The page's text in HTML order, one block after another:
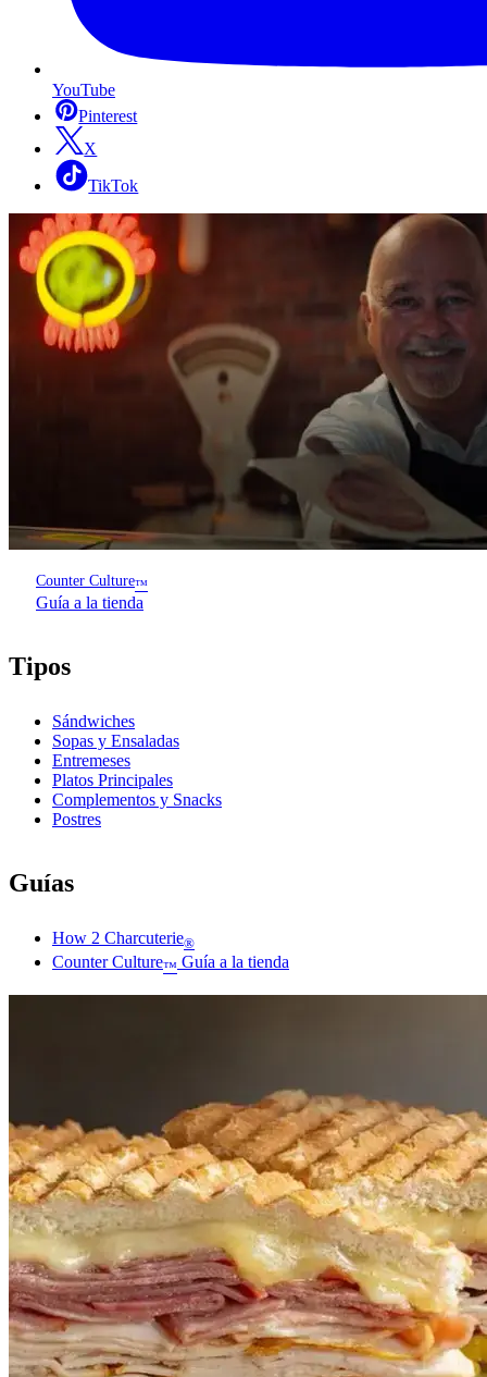
YouTube
Pinterest
X
TikTok
Counter Culture™
Guía a la tienda
Tipos
Sándwiches
Sopas y Ensaladas
Entremeses
Platos Principales
Complementos y Snacks
Postres
Guías
How 2 Charcuterie®
Counter Culture™ Guía a la tienda